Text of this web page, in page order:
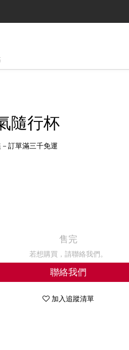
隨行杯
訂單滿三千免運
售完
若想購買，請聯絡我們。
聯絡我們
加入追蹤清單